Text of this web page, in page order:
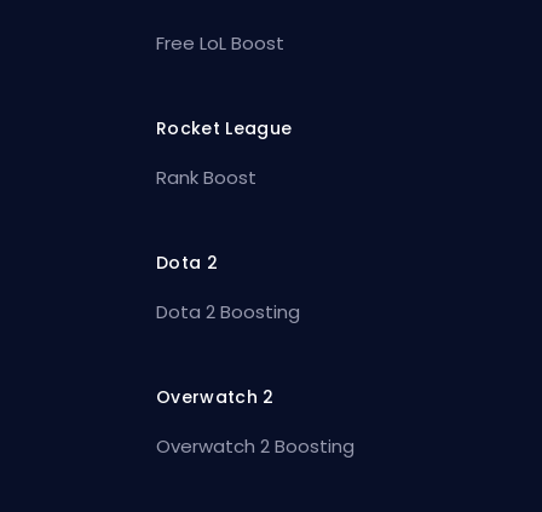
Free LoL Boost
Rocket League
Rank Boost
Dota 2
Dota 2 Boosting
Overwatch 2
Overwatch 2 Boosting